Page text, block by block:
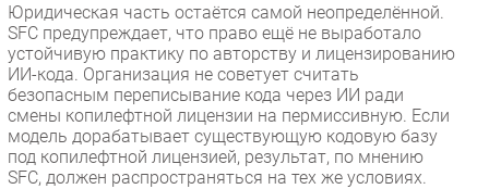
Юридическая часть остаётся самой неопределённой.
SFC предупреждает, что право ещё не выработало
устойчивую практику по авторству и лицензированию
ИИ-кода. Организация не советует считать
безопасным переписывание кода через ИИ ради
смены копилефтной лицензии на пермиссивную. Если
модель дорабатывает существующую кодовую базу
под копилефтной лицензией, результат, по мнению
SFC, должен распространяться на тех же условиях.